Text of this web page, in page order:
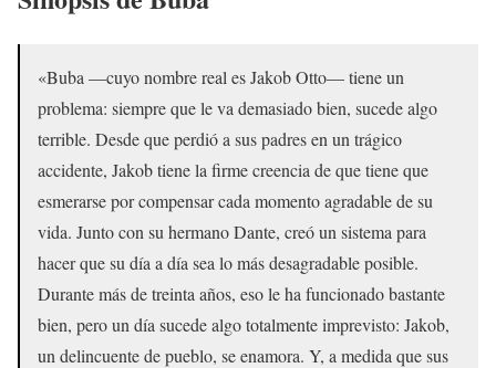
«Buba —cuyo nombre real es Jakob Otto— tiene un
problema: siempre que le va demasiado bien, sucede algo
terrible. Desde que perdió a sus padres en un trágico
accidente, Jakob tiene la firme creencia de que tiene que
esmerarse por compensar cada momento agradable de su
vida. Junto con su hermano Dante, creó un sistema para
hacer que su día a día sea lo más desagradable posible.
Durante más de treinta años, eso le ha funcionado bastante
bien, pero un día sucede algo totalmente imprevisto: Jakob,
un delincuente de pueblo, se enamora. Y, a medida que sus